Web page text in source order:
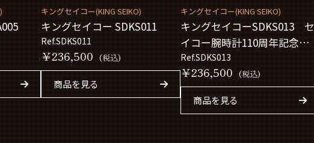
キングセイコー(KING SEIKO)
キングセイコー SDKS011
Ref.SDKS011
￥236,500 (税込)
商品を見る
キングセイコー(KING SEIKO)
キングセイコーSDKS013 セ
イコー腕時計110周年記念限定
モデル
Ref.SDKS013
￥236,500 (税込)
商品を見る